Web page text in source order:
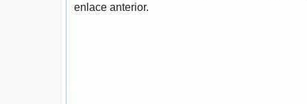
enlace anterior.